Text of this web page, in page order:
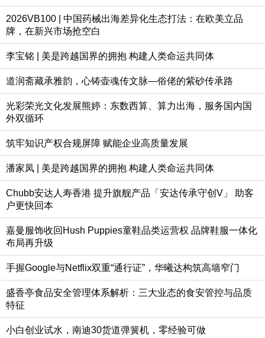
2026VB100 | 中国药械出海差异化生态打法：在欧美立品
牌，在新兴市场抢空白
李宝铭 | 美是跨越国界的拥抱 构建人类命运共同体
道润斋藏承雅韵，心铸壶魂传文脉—俗佬的紫砂传承路
光彩荣光文化发展熊婷：东数西算、算力出海，服务国内国
外双循环
筑牢知识产权合规屏障 赋能企业高质量发展
潘家凤 | 美是跨越国界的拥抱 构建人类命运共同体
Chubb安达人寿香港 提升旗舰产品「安达传承守创V」 助客
户更快回本
嘉曼服饰收回Hush Puppies童鞋品类运营权 品牌鞋服一体化
布局再升级
手握Google与Netflix双重“通行证”，华曦达构筑高墙窄门
盛香亭食品安全管理体系解析：三大业态的食安管控与品质
特征
小白创业试水，南迪30货道弹簧机，零经验可做